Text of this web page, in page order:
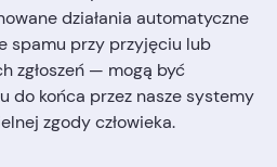
działania automatyczne
spamu przy przyjęciu lub
zgłoszeń — mogą być
do końca przez nasze systemy
zgody człowieka.